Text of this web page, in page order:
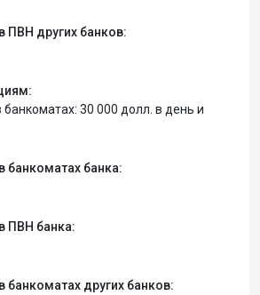
ПВН других банков:
30 000 долл. в день и
банкоматах банка:
ПВН банка:
банкоматах других банков: